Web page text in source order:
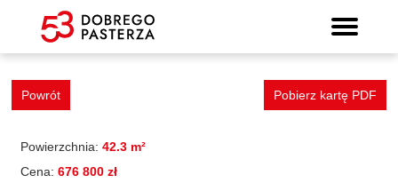
Mieszkanie 20
Wyszukiwarka mieszkań
Powrót Pobierz kartę PDF
Powierzchnia: 42.3 m²
Cena: 676 800 zł